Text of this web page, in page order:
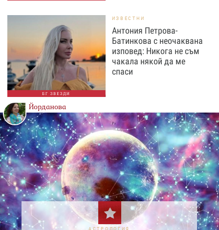
БГ ЗВЕЗДИ
ИЗВЕСТНИ
Антония Петрова-
Батинкова с неочаквана
изповед: Никога не съм
чакала някой да ме
спаси
Йорданова